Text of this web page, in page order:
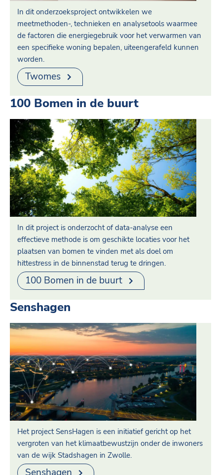
In dit onderzoeksproject ontwikkelen we
meetmethoden-, technieken en analysetools waarmee
de factoren die energiegebruik voor het verwarmen van
een specifieke woning bepalen, uiteengerafeld kunnen
worden.
Twomes
100 Bomen in de buurt
In dit project is onderzocht of data-analyse een
effectieve methode is om geschikte locaties voor het
plaatsen van bomen te vinden met als doel om
hittestress in de binnenstad terug te dringen.
100 Bomen in de buurt
Senshagen
Het project SensHagen is een initiatief gericht op het
vergroten van het klimaatbewustzijn onder de inwoners
van de wijk Stadshagen in Zwolle.